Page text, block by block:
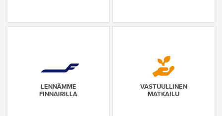
LENNÄMME
FINNAIRILLA
VASTUULLINEN
MATKAILU